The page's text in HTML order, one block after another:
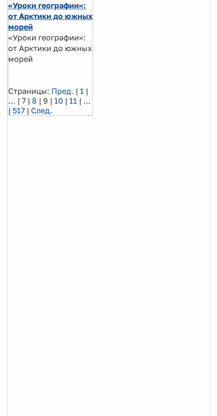
«Уроки географии»:
от Арктики до южных
морей
«Уроки географии»:
от Арктики до южных
морей
Страницы: Пред. | 1 |
... | 7 | 8 | 9 | 10 | 11 | ...
| 517 | След.